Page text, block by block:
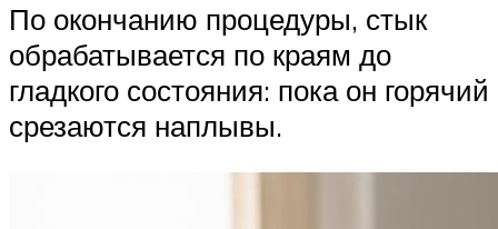
По окончанию процедуры, стык
обрабатывается по краям до
гладкого состояния: пока он горячий
срезаются наплывы.